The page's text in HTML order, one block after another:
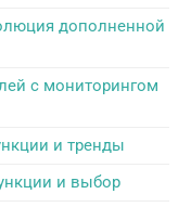
дополненной
с мониторингом
и тренды
и выбор